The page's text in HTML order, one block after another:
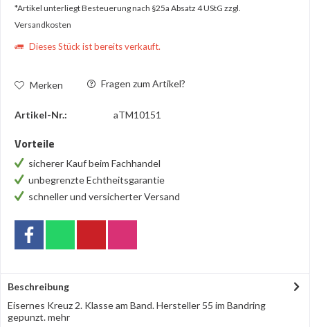
*Artikel unterliegt Besteuerung nach §25a Absatz 4 UStG zzgl.
Versandkosten
Dieses Stück ist bereits verkauft.
Merken Fragen zum Artikel?
Artikel-Nr.: aTM10151
Vorteile
sicherer Kauf beim Fachhandel
unbegrenzte Echtheitsgarantie
schneller und versicherter Versand
Beschreibung
Eisernes Kreuz 2. Klasse am Band. Hersteller 55 im Bandring
gepunzt.mehr